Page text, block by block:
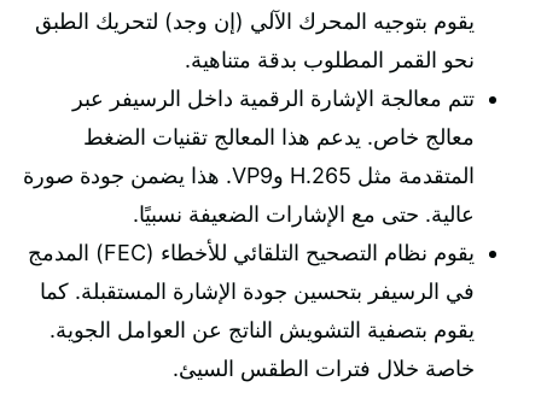
يقوم بتوجيه المحرك الآلي (إن وجد) لتحريك الطبق
نحو القمر المطلوب بدقة متناهية.
تتم معالجة الإشارة الرقمية داخل الرسيفر عبر
معالج خاص. يدعم هذا المعالج تقنيات الضغط
المتقدمة مثل H.265 وVP9. هذا يضمن جودة صورة
عالية. حتى مع الإشارات الضعيفة نسبيًا.
يقوم نظام التصحيح التلقائي للأخطاء (FEC) المدمج
في الرسيفر بتحسين جودة الإشارة المستقبلة. كما
يقوم بتصفية التشويش الناتج عن العوامل الجوية.
خاصة خلال فترات الطقس السيئ.